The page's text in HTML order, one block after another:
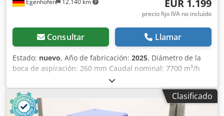
Egenhofen 12.140 km EUR 1.199
precio fijo IVA no incluído
Consultar Llamar
Estado: nuevo, Año de fabricación: 2025, Diámetro de la
boca de aspiración: 260 mm Caudal nominal: 7700 m³/h
Volumen del depósito de virutas: 2 x 290 l Limpieza del
filtro: manual Potencia del motor: 4,8 kW Dimensiones:
1900 x 670 x 2800 mm (largo x ancho x alto) Dwodpfshw I
Szox Adyoa Peso: 88 kg
Clasificado